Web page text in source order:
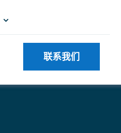
联系我们